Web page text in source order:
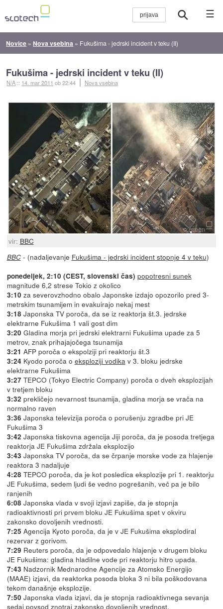
☰
Novice » Nova vsebina » Fukušima - jedrski incident v teku (II)
Fukušima - jedrski incident v teku (II)
N/A :: 14. mar 2011 ob 22:44 Nova vsebina
vir: BBC
BBC- (nadaljevanje Fukušima - jedrski incident stopnje 4 v teku)
ponedeljek, 2:10 (CEST, slovenski čas) popotresni sunek
magnitude 6,2 strese Tokio z okolico
3:10 za severovzhodno obalo Japonske izdajo opozorilo pred 3-
metrskim tsunamijem in evakuirajo nekaj mest
3:18 Japonska TV poroča, da se iz reaktorja št.3. jedrske
elektrarne Fukušima 1 vali gost dim
3:20 Gladina morja pri jedrski elektrarni Fukušima upade za 5
metrov, znak prihajajočega tsunamija
3:21 AFP poroča o ekspolziji pri reaktorju št.3
3:24 Kyodo poroča o eksploziji vodika v 3. bloku jedrske
elektrarne Fukušima
3:27TEPCO (Tokyo Electric Company) poroča o dveh eksplozijah
v tretjem bloku
3:32 prekličejo nevarnost tsunamija, gladina morja se vrača na
normalno raven
3:36 Japonska televizija poroča o porušenju zgradbe pri JE
Fukušima 3
3:42 Japonska tiskovna agencija Jiji poroča, da je posoda tretjega
reaktorja JE Fukušima zdržala eksplozijo
3:43 Japonska TV poroča, da se črpanje morske vode za hlajenje
reaktora 3 nadaljuje
4:28 TEPCO poroča, da je kot posledica eksplozije pri 1. reaktorju
JE Fukušima, sedem ljudi še vedno pogrešanih, več pa je bilo
ranjenih
6:08 Japonska vlada v svoji izjavi zapiše, da je stopnja
radioaktivnosti pri prvem bloku JE Fukušima spet v okviru
zakonsko dovoljenih vrednosti.
7:25 Agencija Kyoto poroča, da je v JE Fukušima eksplodiral
rezervar z gorivom.
7:29 Reuters poroča, da je odpovedalo hlajenje v drugem bloku
JE Fukušima: gladina hladilne vode pri reaktorju hitro upada.
7:43 Nadzornik Mednarodne Agencije za Atomsko Energijo
(MAAE) izjavi, da reaktorka posoda bloka 3 ni bila poškodovana
tekom današnje eksplozije.
7:50 Japonska vlada izjavi, da je stopnja radioaktivnega sevanja
sedaj povsod znotraj zakonsko dovoljenih vrednost.